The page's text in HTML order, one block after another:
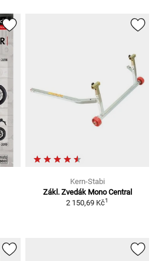
Kern-Stabi
Zákl. Zvedák Mono Central
2 150,69 Kč1